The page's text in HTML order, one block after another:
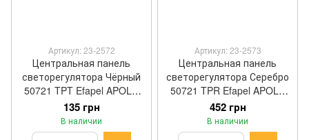
Артикул: 23-2572
Центральная панель
светорегулятора Чёрный
50721 TPT Efapel APOLO
5000
135 грн
В наличии
Артикул: 23-2573
Центральная панель
светорегулятора Серебро
50721 TPR Efapel APOLO
5000
452 грн
В наличии